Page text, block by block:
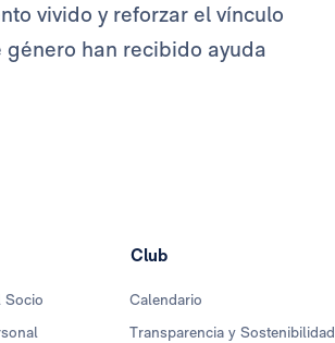
vivido y reforzar el vínculo
han recibido ayuda
Socio
Club
Calendario
Transparencia y Sostenibilidad